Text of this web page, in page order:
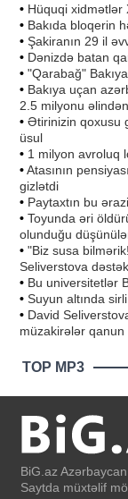
• Hüquqi xidmətlər
• Bakıda bloqerin
• Şakiranın 29 il
• Dənizdə batan
• "Qarabağ"
• Bakıya uçan
2.5 milyonu əlindən
• Ətirinizin qoxusu
üsul
• 1 milyon avroluq
•Atasının
gizlətdi
• Paytaxtın bu
• Toyunda əri
olunduğu
• "Biz susa
Seliverstova
• Bu universitetlər
• Suyun altında
• David
müzakirələr qanun
TOP MP3
BiG.az
Saytda müxtəlif